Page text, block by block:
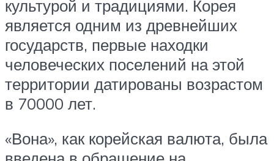
культурой и традициями. Корея
является одним из древнейших
государств, первые находки
человеческих поселений на этой
территории датированы возрастом
в 70000 лет.
«Вона», как корейская валюта, была